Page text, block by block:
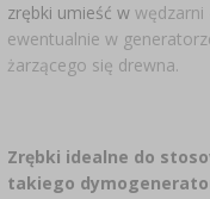
zrębki umieść w wędzarni
ewentualnie w
żarzącego się drewna.
Zrębki idealne do
takiego